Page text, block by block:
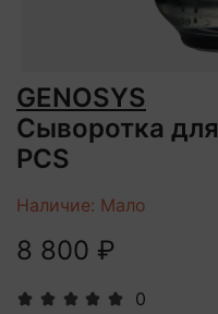
0
GENOSYS
Сыворотка
PCS
Наличие: Мало
8 800 ₽